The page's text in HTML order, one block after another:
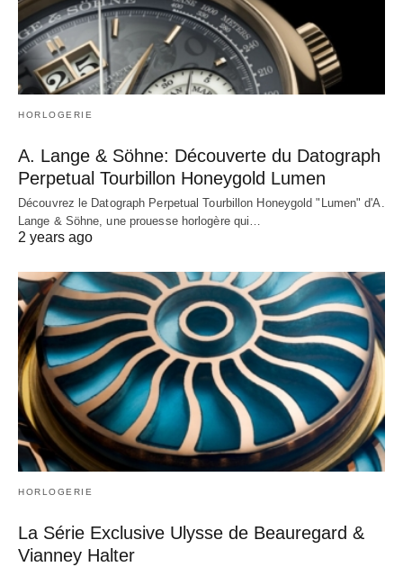
HORLOGERIE
A. Lange & Söhne: Découverte du Datograph
Perpetual Tourbillon Honeygold Lumen
Découvrez le Datograph Perpetual Tourbillon Honeygold "Lumen" d'A.
Lange & Söhne, une prouesse horlogère qui…
2 years ago
HORLOGERIE
La Série Exclusive Ulysse de Beauregard &
Vianney Halter